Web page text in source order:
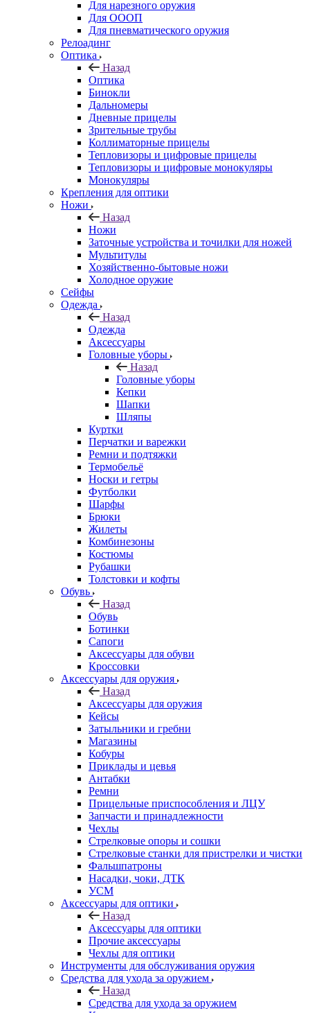
Для нарезного оружия
Для ОООП
Для пневматического оружия
Релоадинг
Оптика
Назад
Оптика
Бинокли
Дальномеры
Дневные прицелы
Зрительные трубы
Коллиматорные прицелы
Тепловизоры и цифровые прицелы
Тепловизоры и цифровые монокуляры
Монокуляры
Крепления для оптики
Ножи
Назад
Ножи
Заточные устройства и точилки для ножей
Мультитулы
Хозяйственно-бытовые ножи
Холодное оружие
Сейфы
Одежда
Назад
Одежда
Аксессуары
Головные уборы
Назад
Головные уборы
Кепки
Шапки
Шляпы
Куртки
Перчатки и варежки
Ремни и подтяжки
Термобельё
Носки и гетры
Футболки
Шарфы
Брюки
Жилеты
Комбинезоны
Костюмы
Рубашки
Толстовки и кофты
Обувь
Назад
Обувь
Ботинки
Сапоги
Аксессуары для обуви
Кроссовки
Аксессуары для оружия
Назад
Аксессуары для оружия
Кейсы
Затыльники и гребни
Магазины
Кобуры
Приклады и цевья
Антабки
Ремни
Прицельные приспособления и ЛЦУ
Запчасти и принадлежности
Чехлы
Стрелковые опоры и сошки
Стрелковые станки для пристрелки и чистки
Фальшпатроны
Насадки, чоки, ДТК
УСМ
Аксессуары для оптики
Назад
Аксессуары для оптики
Прочие аксессуары
Чехлы для оптики
Инструменты для обслуживания оружия
Средства для ухода за оружием
Назад
Средства для ухода за оружием